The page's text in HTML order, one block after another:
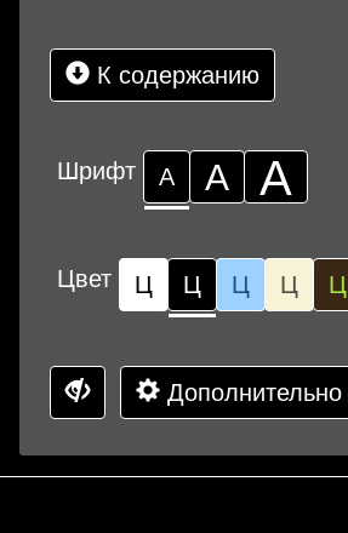
К содержанию
Шрифт А А А
Цвет Ц Ц Ц Ц Ц
Дополнительно